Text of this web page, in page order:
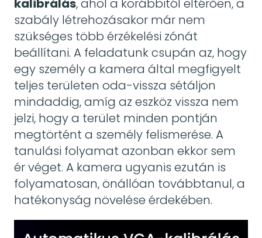
kalibrálás, ahol a korábbitól eltérően, a
szabály létrehozásakor már nem
szükséges több érzékelési zónát
beállítani. A feladatunk csupán az, hogy
egy személy a kamera által megfigyelt
teljes területen oda-vissza sétáljon
mindaddig, amíg az eszköz vissza nem
jelzi, hogy a terület minden pontján
megtörtént a személy felismerése. A
tanulási folyamat azonban ekkor sem
ér véget. A kamera ugyanis ezután is
folyamatosan, önállóan továbbtanul, a
hatékonyság növelése érdekében.